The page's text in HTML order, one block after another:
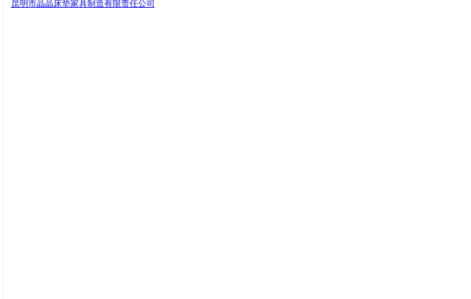
昆明市晶晶床垫家具制造有限责任公司